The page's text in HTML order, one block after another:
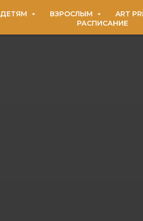
ДЕТЯМ ВЗРОСЛЫМ ART
РАСПИСАНИЕ